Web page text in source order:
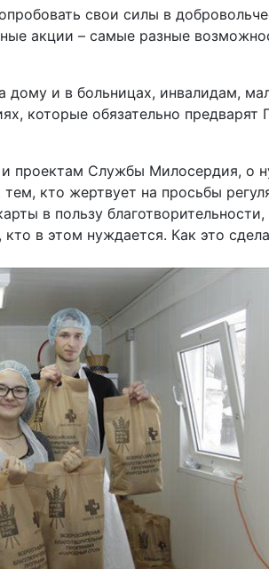
свои силы в
акции – самые разные
и в больницах, инвалидам,
которые обязательно предварят
проектам Службы Милосердия, о
кто жертвует на просьбы
в пользу
в этом нуждается. Как это